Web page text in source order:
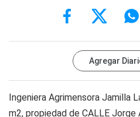
Agregar
Ingeniera Agrimensora Jamilla
m2, propiedad de CALLE